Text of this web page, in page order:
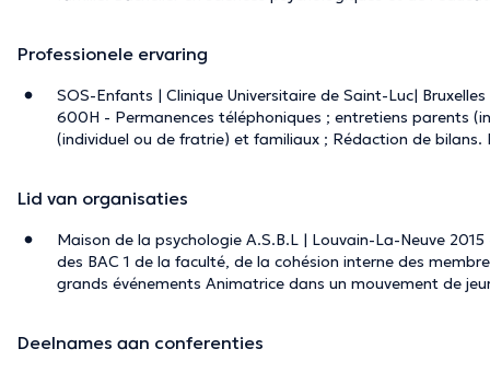
Professionele ervaring
SOS-Enfants | Clinique Universitaire de Saint-Luc|
600H - Permanences téléphoniques ; entretiens parents
(individuel ou de fratrie) et familiaux ; Rédaction de bilans.
Lid van organisaties
Maison de la psychologie A.S.B.L | Louvain-La-Neuve
des BAC 1 de la faculté, de la cohésion interne des
grands événements Animatrice dans un mouvement de
Deelnames aan conferenties